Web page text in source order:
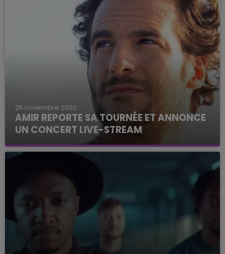
25 novembre 2020
AMIR REPORTE SA TOURNÉE ET ANNONCE
UN CONCERT LIVE-STREAM
Il va falloir encore patienter quelques mois avant
de le voir sur scène.